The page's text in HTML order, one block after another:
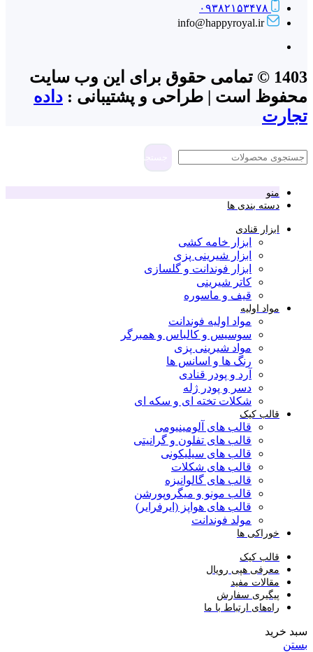
۰۹۳۸۲۱۵۳۴۷۸
info@happyroyal.ir
1403 © تمامی حقوق برای این وب سایت
محفوظ است | طراحی و پشتیبانی : داده
تجارت
منو
دسته بندی ها
ابزار قنادی
ابزار خامه کشی
ابزار شیرینی پزی
ابزار فوندانت و گلسازی
کاتر شیرینی
قیف و ماسوره
مواد اولیه
مواد اولیه فوندانت
سوسیس و کالباس و همبرگر
مواد شیرینی پزی
رنگ ها و اسانس ها
آرد و پودر قنادی
دسر و پودر ژله
شکلات تخته ای و سکه ای
قالب کیک
قالب های آلومینیومی
قالب های تفلون و گرانیتی
قالب های سیلیکونی
قالب های شکلات
قالب های گالوانیزه
قالب مونو و میگروپورشن
قالب های هواپز (ایرفرایر)
مولد فوندانت
خوراکی ها
قالب کیک
معرفی هپی رویال
مقالات مفید
پیگیری سفارش
راه‌های ارتباط با ما
سبد خرید
بستن